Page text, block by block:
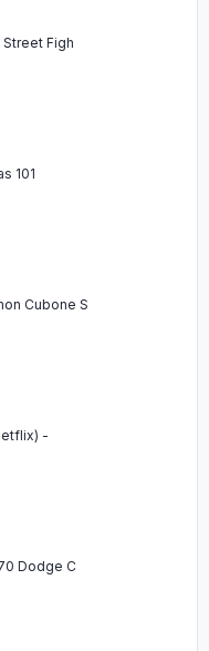
Figh
101
Cubone S
-
Dodge C